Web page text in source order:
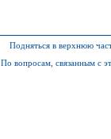
Подняться в верхнюю
По вопросам, связанным с